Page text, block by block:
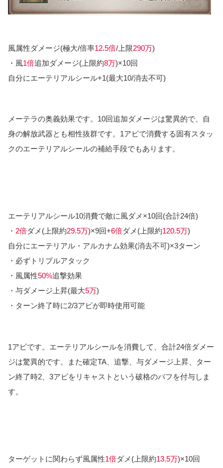
風属性ダメージ(極大/倍率12.5倍/上限290万)
・風1倍追加ダメージ(上限約8万)×10回
自分にエーテリアルシール+1(最大10/消去不可)
メーテラの奥義効果です。10回追加ダメージは驚異的で、自
身の解放武器とも相性抜群です。1アビで消費する固有スタッ
クのエーテリアルシールの補給手段でもあります。
エーテリアルシール10消費で敵に風ダメ×10回(合計24倍)
・ 2倍ダメ(上限約29.5万)×9回+6倍ダメ(上限約120.5万)
自分にエーテリアル・アルカナム効果(消去不可)×3ターン
・必ずトリプルアタック
・風属性50%追撃効果
・与ダメージ上昇(最大5万)
・ターン終了時に2/3アビが即時使用可能
1アビです。エーテリアルシールを消費して、合計24倍ダメー
ジは驚異的です。また確定TA、追撃、与ダメージ上昇、ター
ン終了時2、3アビをリキャストという破格のバフを付与しま
す。
ターゲットに関わらず風属性1倍ダメ(上限約13.5万)×10回